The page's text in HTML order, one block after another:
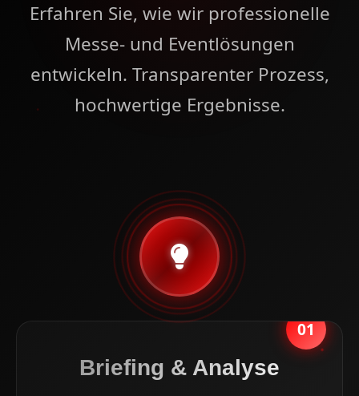
Erfahren Sie, wie wir professionelle
Messe- und Eventlösungen
entwickeln. Transparenter Prozess,
hochwertige Ergebnisse.
01
Briefing & Analyse